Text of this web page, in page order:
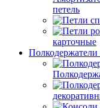
петель
карточные
Полкодержатели